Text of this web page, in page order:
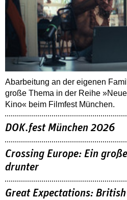
Abarbeitung an der eigenen
große Thema in der Reihe
Kino« beim Filmfest München.
DOK.fest München 2026
Crossing Europe: Ein
drunter
Great Expectations: